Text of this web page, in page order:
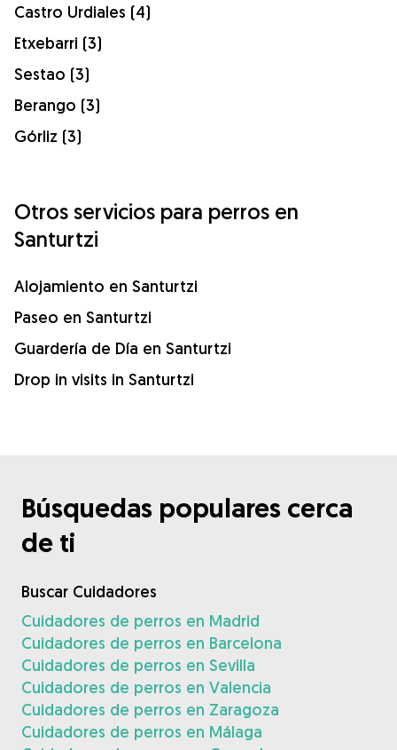
Castro Urdiales (4)
Etxebarri (3)
Sestao (3)
Berango (3)
Górliz (3)
Otros servicios para perros en
Santurtzi
Alojamiento en Santurtzi
Paseo en Santurtzi
Guardería de Día en Santurtzi
Drop in visits in Santurtzi
Búsquedas populares cerca
de ti
Buscar Cuidadores
Cuidadores de perros en Madrid
Cuidadores de perros en Barcelona
Cuidadores de perros en Sevilla
Cuidadores de perros en Valencia
Cuidadores de perros en Zaragoza
Cuidadores de perros en Málaga